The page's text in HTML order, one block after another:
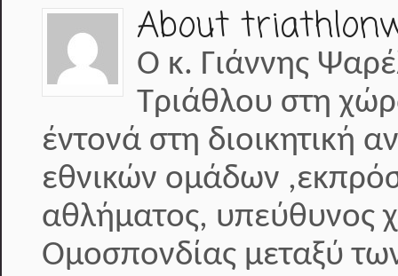
About
Ο κ. Γιάννης
Τριάθλου στη
έντονά στη διοικητική
εθνικών ομάδων
αθλήματος, υπεύθυνος
Ομοσπονδίας μεταξύ